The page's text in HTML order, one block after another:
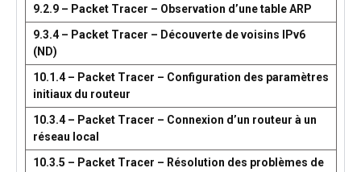
9.2.9 – Packet Tracer – Observation d’une table ARP
9.3.4 – Packet Tracer – Découverte de voisins IPv6
(ND)
10.1.4 – Packet Tracer – Configuration des paramètres
initiaux du routeur
10.3.4 – Packet Tracer – Connexion d’un routeur à un
réseau local
10.3.5 – Packet Tracer – Résolution des problèmes de